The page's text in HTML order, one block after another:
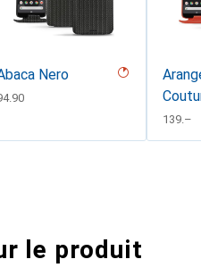
Nero
CHF
139.–
le produit